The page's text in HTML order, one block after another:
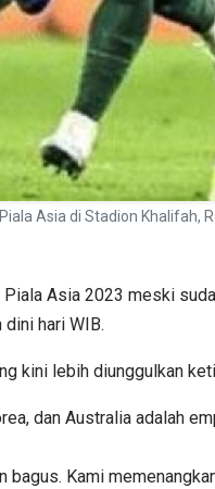
Asia di Stadion
Asia 2023 meski
hari WIB.
kini lebih diunggulkan
dan Australia adalah
Kami